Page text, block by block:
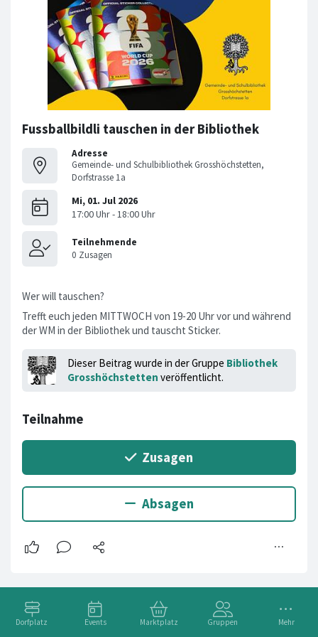
Dorfplatz Events Marktplatz Gruppen Mehr
Fussballbildli tauschen in der Bibliothek
Adresse
Gemeinde- und Schulbibliothek Grosshöchstetten,
Dorfstrasse 1a
Wer will tauschen?
Trefft euch jeden MITTWOCH von 19-20 Uhr vor und während
der WM in der Bibliothek und tauscht Sticker.
Dieser Beitrag wurde in der Gruppe Bibliothek
Grosshöchstetten veröffentlicht.